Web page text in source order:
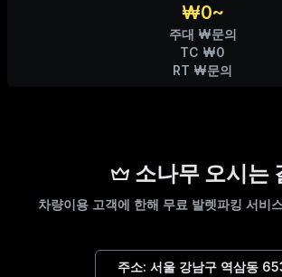
₩0~
주대 ₩문의
TC ₩0
RT ₩문의
소나무 오시는
차량이용 고객에 한해 무료 발렛파킹 서비
주소: 서울 강남구 역삼동